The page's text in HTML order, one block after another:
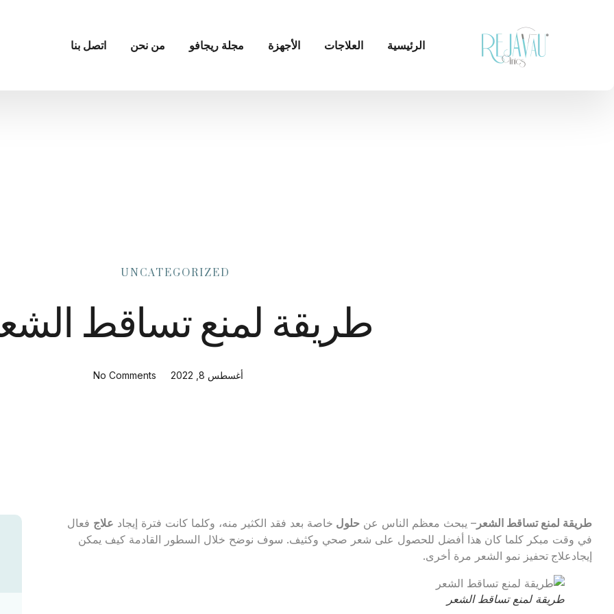
الرئيسية العلاجات الأجهزة مجلة ريجافو من نحن اتصل بنا
UNCATEGORIZED
طريقة لمنع تساقط
أغسطس 8, 2022 No Comments
طريقة لمنع تساقط الشعر – يبحث معظم الناس عن حلول خاصة بعد فقد الكثير منه، وكلما كانت فترة إيجاد علاج فعال
في وقت مبكر كلما كان هذا أفضل للحصول على شعر صحي وكثيف. سوف نوضح خلال السطور القادمة كيف يمكن
إيجادعلاج تحفيز نمو الشعر مرة أخرى.
طريقة لمنع تساقط الشعر